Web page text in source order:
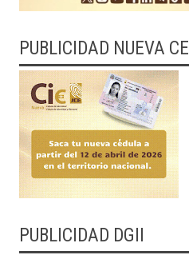
PUBLICIDAD NUEVA
PUBLICIDAD DGII